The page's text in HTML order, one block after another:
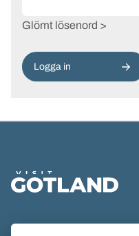
Glömt lösenord >
Logga in
Evenemangskalendern